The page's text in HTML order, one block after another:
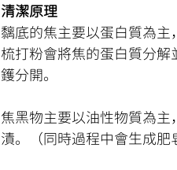
清潔原理
黐底的焦主要以蛋白質為
梳打粉會將焦的蛋白質分
鑊分開。
焦黑物主要以油性物質為
漬。（同時過程中會生成肥